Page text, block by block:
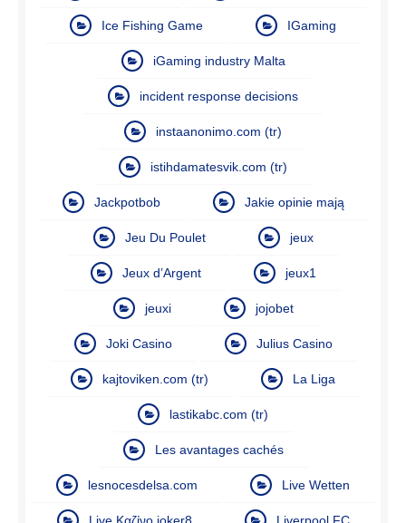
Ice Fishing Game IGaming
iGaming industry Malta
incident response decisions
instaanonimo.com (tr)
istihdamatesvik.com (tr)
Jackpotbob Jakie opinie mają
Jeu Du Poulet jeux
Jeux d’Argent jeux1
jeuxi jojobet
Joki Casino Julius Casino
kajtoviken.com (tr) La Liga
lastikabc.com (tr)
Les avantages cachés
lesnocesdelsa.com Live Wetten